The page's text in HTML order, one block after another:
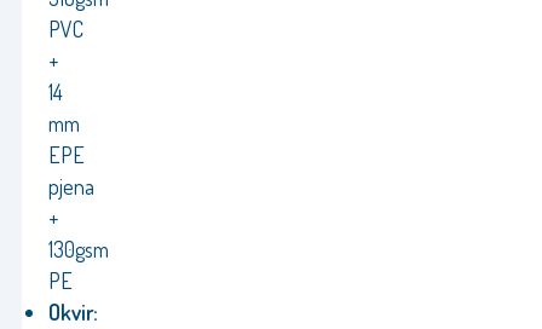
PVC
+
14
mm
EPE
pjena
+
130gsm
PE
Okvir: